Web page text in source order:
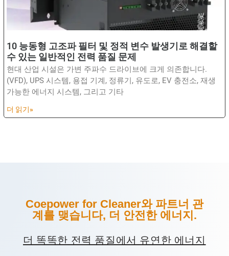
10 능동형 고조파 필터 및 정적 변수 발생기로 해결할
수 있는 일반적인 전력 품질 문제
현대 산업 시설은 가변 주파수 드라이브에 크게 의존합니다.
(VFD), UPS 시스템, 용접 기계, 정류기, 유도로, EV 충전소, 재생
가능한 에너지 시스템, 그리고 기타
더 읽기»
Coepower for Cleaner와 파트너 관
계를 맺습니다, 더 안전한 에너지.
더 똑똑한 전력 품질에서 유연한 에너지